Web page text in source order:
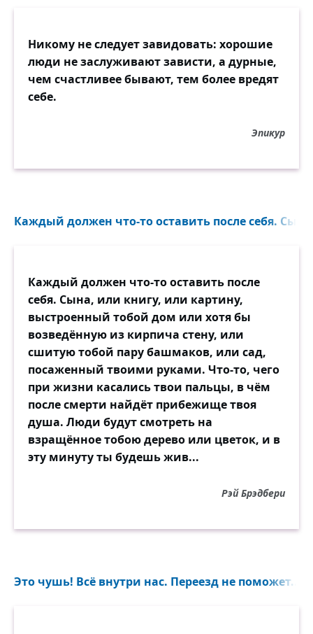
Никому не следует завидовать: хорошие
люди не заслуживают зависти, а дурные,
чем счастливее бывают, тем более вредят
себе.
Эпикур
Каждый должен что-то оставить после себя.
Каждый должен что-то оставить после
себя. Сына, или книгу, или картину,
выстроенный тобой дом или хотя бы
возведённую из кирпича стену, или
сшитую тобой пару башмаков, или сад,
посаженный твоими руками. Что-то, чего
при жизни касались твои пальцы, в чём
после смерти найдёт прибежище твоя
душа. Люди будут смотреть на
взращённое тобою дерево или цветок, и в
эту минуту ты будешь жив...
Рэй Брэдбери
Это чушь! Всё внутри нас. Переезд не поможет...